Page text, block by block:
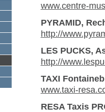
www.centre-
PYRAMID,
http://
LES PUCKS,
http://
TAXI
www.taxi-
RESA Taxis